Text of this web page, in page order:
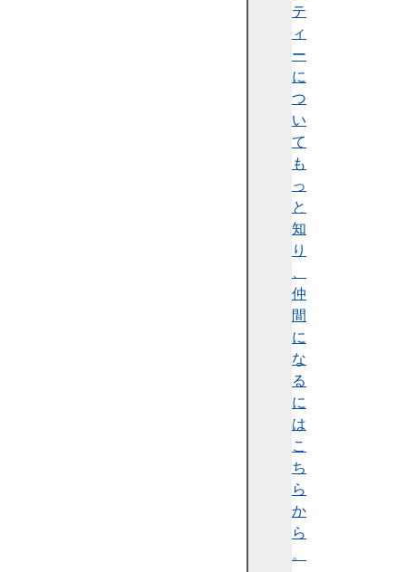
テ
ィ
ー
に
つ
い
て
も
っ
と
知
り
、
仲
間
に
な
る
に
は
こ
ち
ら
か
ら
。